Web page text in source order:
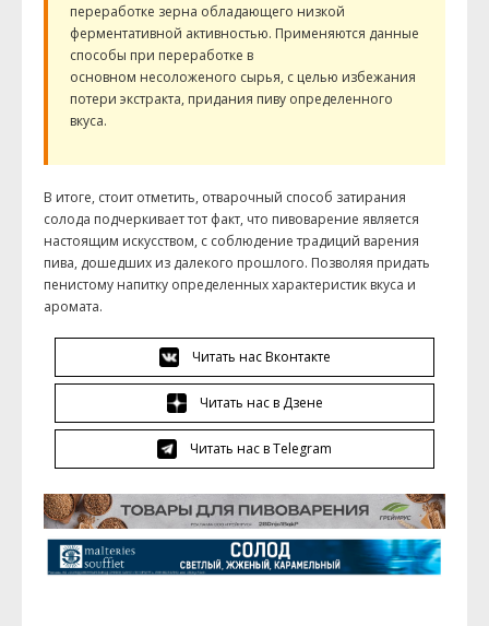
переработке зерна обладающего низкой
ферментативной активностью. Применяются данные
способы при переработке в
основном несоложеного сырья, с целью избежания
потери экстракта, придания пиву определенного
вкуса.
В итоге, стоит отметить, отварочный способ затирания
солода подчеркивает тот факт, что пивоварение является
настоящим искусством, с соблюдение традиций варения
пива, дошедших из далекого прошлого. Позволяя придать
пенистому напитку определенных характеристик вкуса и
аромата.
Читать нас Вконтакте
Читать нас в Дзене
Читать нас в Telegram